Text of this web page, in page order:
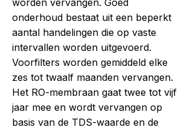
worden vervangen. Goed
onderhoud bestaat uit een beperkt
aantal handelingen die op vaste
intervallen worden uitgevoerd.
Voorfilters worden gemiddeld elke
zes tot twaalf maanden vervangen.
Het RO-membraan gaat twee tot vijf
jaar mee en wordt vervangen op
basis van de TDS-waarde en de